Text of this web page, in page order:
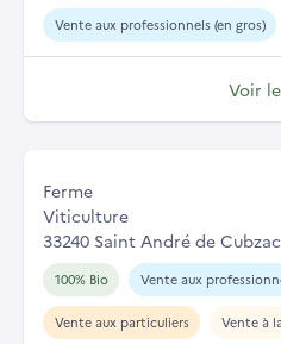
Vente aux professionnels (en gros)
Voir
Ferme
Viticulture
33240 Saint André de Cubzac
100% Bio Vente aux
Vente aux particuliers Vente à